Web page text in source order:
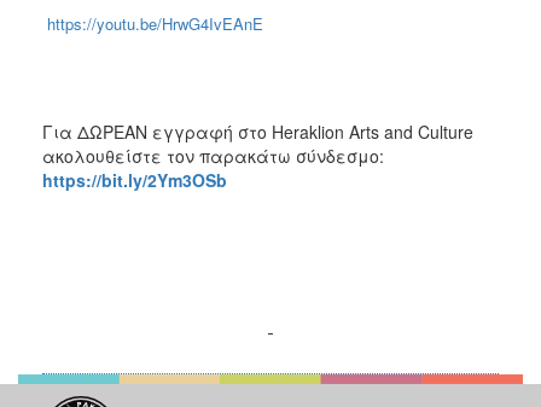
https://youtu.be/HrwG4IvEAnE
Για ΔΩΡΕΑΝ εγγραφή στο Heraklion Arts and Culture
ακολουθείστε τον παρακάτω σύνδεσμο:
https://bit.ly/2Ym3OSb